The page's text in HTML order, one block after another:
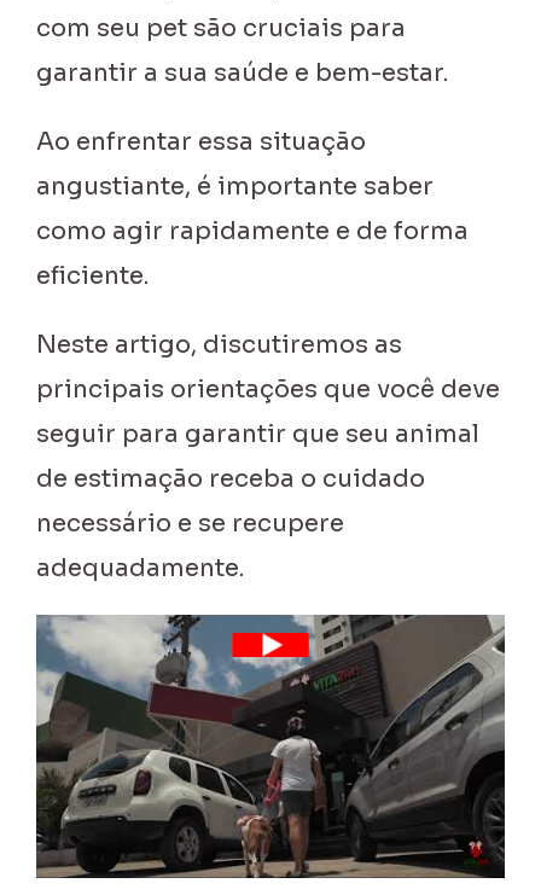
com seu pet são cruciais para
garantir a sua saúde e bem-estar.
Ao enfrentar essa situação
angustiante, é importante saber
como agir rapidamente e de forma
eficiente.
Neste artigo, discutiremos as
principais orientações que você deve
seguir para garantir que seu animal
de estimação receba o cuidado
necessário e se recupere
adequadamente.